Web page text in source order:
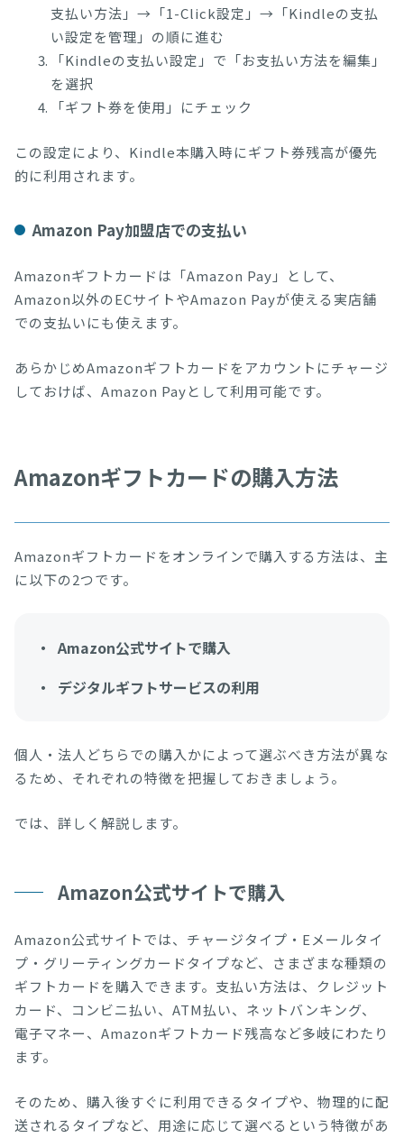
支払い方法」→「1-Click設定」→「Kindleの支払
い設定を管理」の順に進む
「Kindleの支払い設定」で「お支払い方法を編集」
を選択
「ギフト券を使用」にチェック
この設定により、Kindle本購入時にギフト券残高が優先
的に利用されます。
Amazon Pay加盟店での支払い
Amazonギフトカードは「Amazon Pay」として、
Amazon以外のECサイトやAmazon Payが使える実店舗
での支払いにも使えます。
あらかじめAmazonギフトカードをアカウントにチャージ
しておけば、Amazon Payとして利用可能です。
Amazonギフトカードの購入方法
Amazonギフトカードをオンラインで購入する方法は、主
に以下の2つです。
Amazon公式サイトで購入
デジタルギフトサービスの利用
個人・法人どちらでの購入かによって選ぶべき方法が異な
るため、それぞれの特徴を把握しておきましょう。
では、詳しく解説します。
Amazon公式サイトで購入
Amazon公式サイトでは、チャージタイプ・Eメールタイ
プ・グリーティングカードタイプなど、さまざまな種類の
ギフトカードを購入できます。支払い方法は、クレジット
カード、コンビニ払い、ATM払い、ネットバンキング、
電子マネー、Amazonギフトカード残高など多岐にわたり
ます。
そのため、購入後すぐに利用できるタイプや、物理的に配
送されるタイプなど、用途に応じて選べるという特徴があ